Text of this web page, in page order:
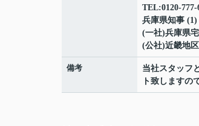
TEL:0120-777-
兵庫県知事 (1)
(一社)兵庫県
(公社)近畿地
備考
当社スタッフ
ト致しますの